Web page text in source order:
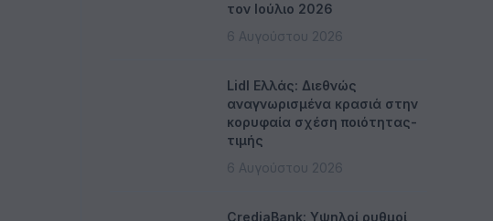
τον Ιούλιο 2026
6 Αυγούστου 2026
Lidl Ελλάς: Διεθνώς
αναγνωρισμένα κρασιά στην
κορυφαία σχέση ποιότητας-
τιμής
6 Αυγούστου 2026
CrediaBank: Υψηλοί ρυθμοί